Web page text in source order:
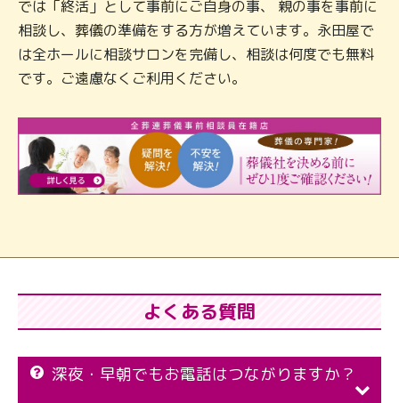
では「終活」として事前にご自身の事、 親の事を事前に
相談し、葬儀の準備をする方が増えています。永田屋で
は全ホールに相談サロンを完備し、相談は何度でも無料
です。ご遠慮なくご利用ください。
よくある質問
深夜・早朝でもお電話はつながりますか？